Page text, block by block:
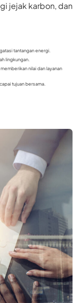
jejak karbon, dan
tantangan energi.
lingkungan.
nilai dan layanan
tujuan bersama.